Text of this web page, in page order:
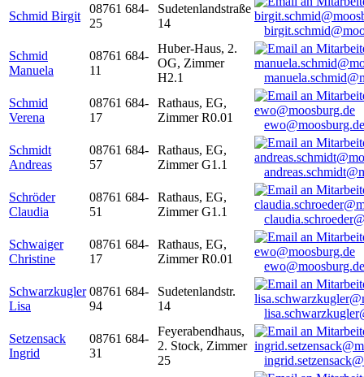
Schmid Birgit
08761 684-
25
Sudetenlandstraße
14
Schmid
Manuela
08761 684-
11
Huber-Haus, 2.
OG, Zimmer
H2.1
Schmid
Verena
08761 684-
17
Rathaus, EG,
Zimmer R0.01
ewo@moosburg.de
Schmidt
Andreas
08761 684-
57
Rathaus, EG,
Zimmer G1.1
Schröder
Claudia
08761 684-
51
Rathaus, EG,
Zimmer G1.1
Schwaiger
Christine
08761 684-
17
Rathaus, EG,
Zimmer R0.01
ewo@moosburg.de
Schwarzkugler
Lisa
08761 684-
94
Sudetenlandstr.
14
Setzensack
Ingrid
08761 684-
31
Feyerabendhaus,
2. Stock, Zimmer
25